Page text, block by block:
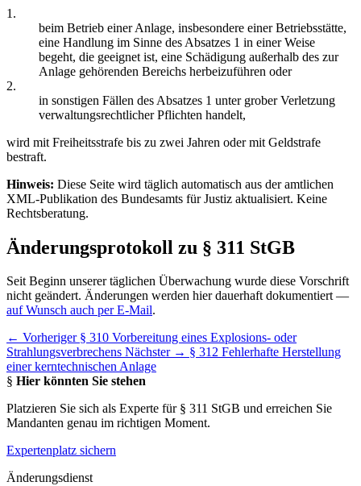
1.
beim Betrieb einer Anlage, insbesondere einer Betriebsstätte,
eine Handlung im Sinne des Absatzes 1 in einer Weise
begeht, die geeignet ist, eine Schädigung außerhalb des zur
Anlage gehörenden Bereichs herbeizuführen oder
2.
in sonstigen Fällen des Absatzes 1 unter grober Verletzung
verwaltungsrechtlicher Pflichten handelt,
wird mit Freiheitsstrafe bis zu zwei Jahren oder mit Geldstrafe
bestraft.
Hinweis: Diese Seite wird täglich automatisch aus der amtlichen
XML-Publikation des Bundesamts für Justiz aktualisiert. Keine
Rechtsberatung.
Änderungsprotokoll zu § 311 StGB
Seit Beginn unserer täglichen Überwachung wurde diese Vorschrift
nicht geändert. Änderungen werden hier dauerhaft dokumentiert —
auf Wunsch auch per E-Mail.
← Vorheriger § 310 Vorbereitung eines Explosions- oder
Strahlungsverbrechens Nächster → § 312 Fehlerhafte Herstellung
einer kerntechnischen Anlage
§ Hier könnten Sie stehen
Platzieren Sie sich als Experte für § 311 StGB und erreichen Sie
Mandanten genau im richtigen Moment.
Expertenplatz sichern
Änderungsdienst